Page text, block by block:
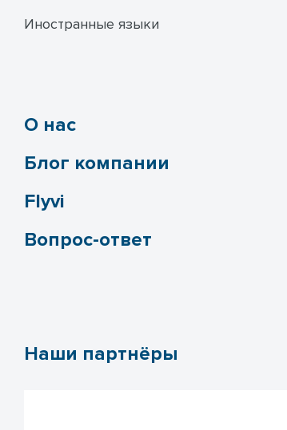
Иностранные языки
О нас
Блог компании
Flyvi
Вопрос-ответ
Наши партнёры